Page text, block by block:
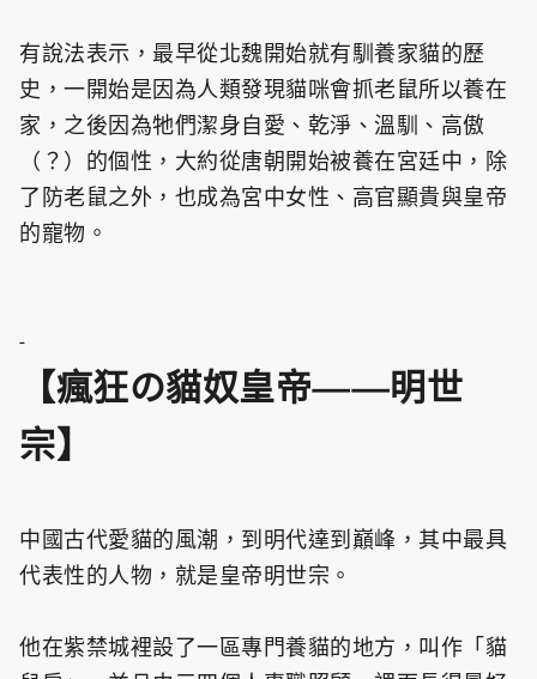
有說法表示，最早從北魏開始就有馴養家貓的歷
史，一開始是因為人類發現貓咪會抓老鼠所以養在
家，之後因為牠們潔身自愛、乾淨、溫馴、高傲
（？）的個性，大約從唐朝開始被養在宮廷中，除
了防老鼠之外，也成為宮中女性、高官顯貴與皇帝
的寵物。
-
【瘋狂の貓奴皇帝——明世
宗】
中國古代愛貓的風潮，到明代達到巔峰，其中最具
代表性的人物，就是皇帝明世宗。
他在紫禁城裡設了一區專門養貓的地方，叫作「貓